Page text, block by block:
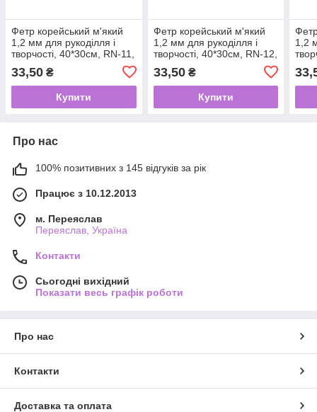
Фетр корейський м'який
1,2 мм для рукоділля і
творчості, 40*30см, RN-11,
33,50 ₴
Купити
Фетр корейський м'який
1,2 мм для рукоділля і
творчості, 40*30см, RN-12,
33,50₴
Купити
1,2
Про нас
100% позитивних з 145 відгуків за рік
Працює з 10.12.2013
м. Переяслав
Переяслав, Україна
Контакти
Сьогодні вихідний
Показати весь графік роботи
Про нас
Контакти
Доставка та оплата